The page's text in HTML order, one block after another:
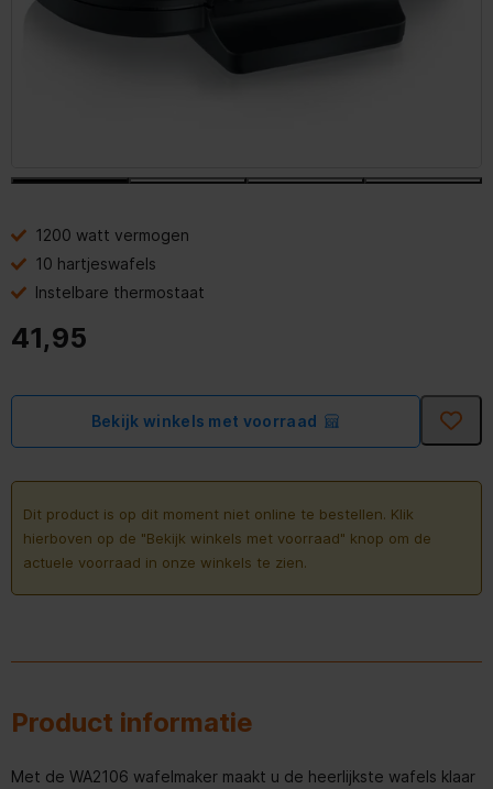
1200 watt vermogen
10 hartjeswafels
Instelbare thermostaat
41,95
Bekijk winkels met voorraad
Dit product is op dit moment niet online te bestellen. Klik
hierboven op de "Bekijk winkels met voorraad" knop om de
actuele voorraad in onze winkels te zien.
Product informatie
Met de WA2106 wafelmaker maakt u de heerlijkste wafels klaar